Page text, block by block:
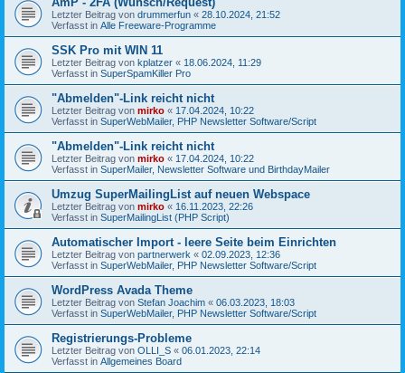
Letzter Beitrag von drummerfun « 28.10.2024, 21:52
Verfasst in Alle Freeware-Programme
SSK Pro mit WIN 11
Letzter Beitrag von kplatzer « 18.06.2024, 11:29
Verfasst in SuperSpamKiller Pro
"Abmelden"-Link reicht nicht
Letzter Beitrag von mirko « 17.04.2024, 10:22
Verfasst in SuperWebMailer, PHP Newsletter Software/Script
"Abmelden"-Link reicht nicht
Letzter Beitrag von mirko « 17.04.2024, 10:22
Verfasst in SuperMailer, Newsletter Software und BirthdayMailer
Umzug SuperMailingList auf neuen Webspace
Letzter Beitrag von mirko « 16.11.2023, 22:26
Verfasst in SuperMailingList (PHP Script)
Automatischer Import - leere Seite beim Einrichten
Letzter Beitrag von partnerwerk « 02.09.2023, 12:36
Verfasst in SuperWebMailer, PHP Newsletter Software/Script
WordPress Avada Theme
Letzter Beitrag von Stefan Joachim « 06.03.2023, 18:03
Verfasst in SuperWebMailer, PHP Newsletter Software/Script
Registrierungs-Probleme
Letzter Beitrag von OLLI_S « 06.01.2023, 22:14
Verfasst in Allgemeines Board